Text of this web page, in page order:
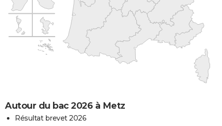
Autour du bac 2026 à Metz
Résultat brevet 2026